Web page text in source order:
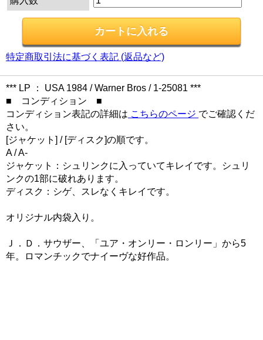
特定商取引法に基づく表記 (返品など)
*** LP ： USA 1984 / Warner Bros / 1-25081 ***
■ コンディション ■
コンディション表記の詳細は こちらのページ でご確認くだ
さい。
[ジャケット] / [ディスク]の順です。
A / A-
ジャケット：シュリンクに入っていてキレイです。シュリ
ンクの1部に破れあります。
ディスク：シゲ、スレなくキレイです。
オリジナル内袋入り。
Ｊ．Ｄ．サウザー、「ユア・オンリー・ロンリー」から5
年。ロマンチックでナイーヴな好作品。